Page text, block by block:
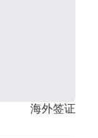
海外签证